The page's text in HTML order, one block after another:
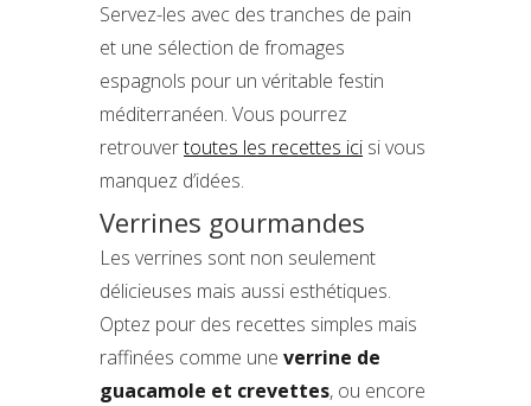
Servez-les avec des tranches de pain
et une sélection de fromages
espagnols pour un véritable festin
méditerranéen. Vous pourrez
retrouvertoutes les recettes ici si vous
manquez d’idées.
Verrines gourmandes
Les verrines sont non seulement
délicieuses mais aussi esthétiques.
Optez pour des recettes simples mais
raffinées comme une verrine de
guacamole et crevettes, ou encore